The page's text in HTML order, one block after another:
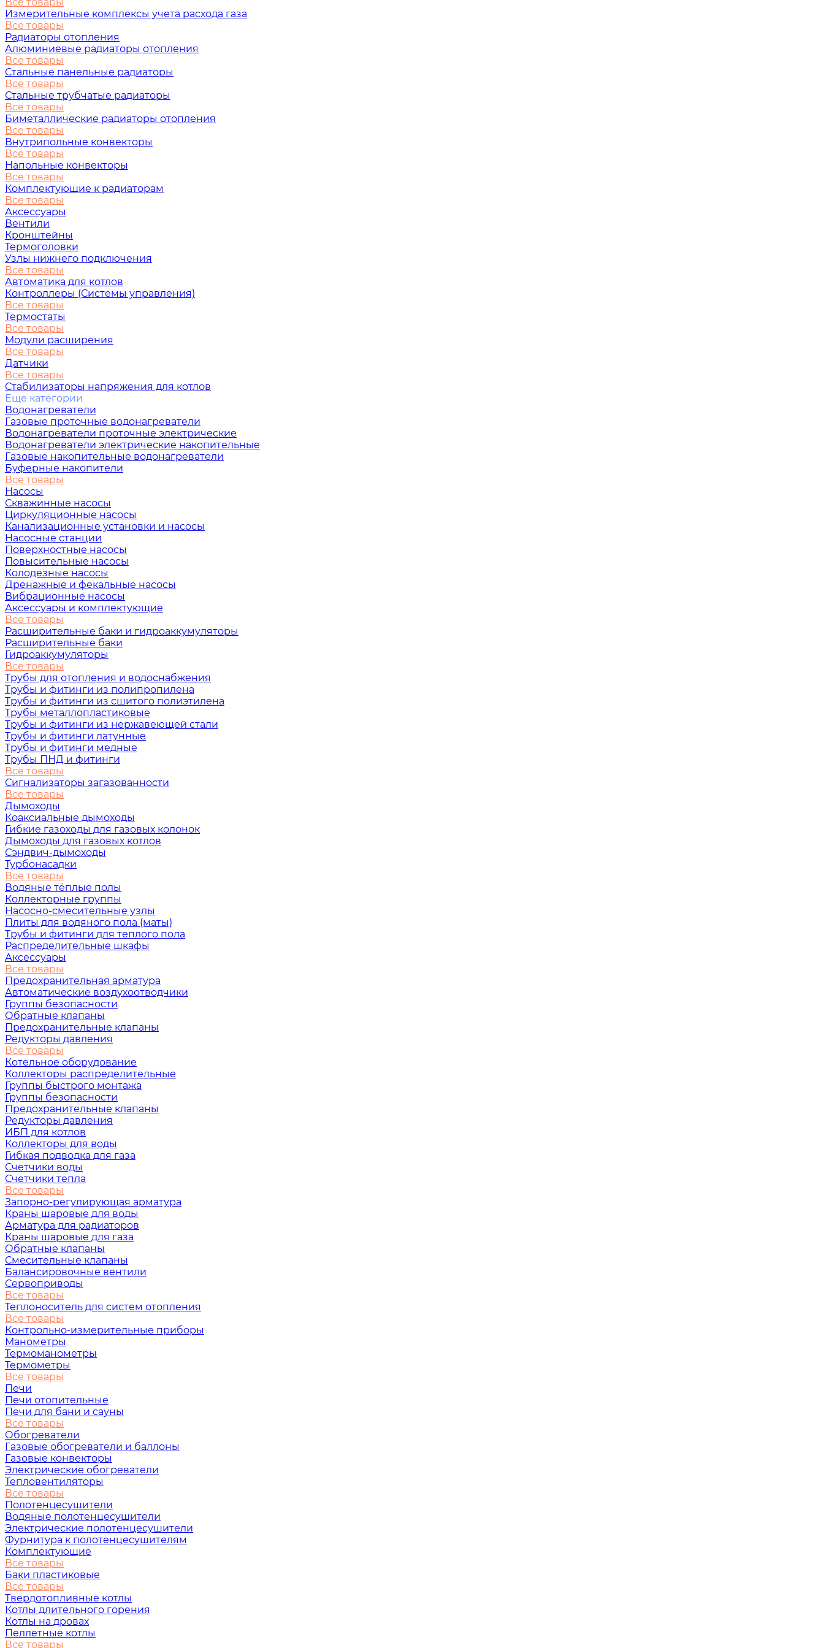
Измерительные комплексы учета расхода газа
Все товары
Радиаторы отопления
Алюминиевые радиаторы отопления
Все товары
Стальные панельные радиаторы
Все товары
Стальные трубчатые радиаторы
Все товары
Биметаллические радиаторы отопления
Все товары
Внутрипольные конвекторы
Все товары
Напольные конвекторы
Все товары
Комплектующие к радиаторам
Все товары
Аксессуары
Вентили
Кронштейны
Термоголовки
Узлы нижнего подключения
Все товары
Автоматика для котлов
Контроллеры (Системы управления)
Все товары
Термостаты
Все товары
Модули расширения
Все товары
Датчики
Все товары
Стабилизаторы напряжения для котлов
Еще категории
Водонагреватели
Газовые проточные водонагреватели
Водонагреватели проточные электрические
Водонагреватели электрические накопительные
Газовые накопительные водонагреватели
Буферные накопители
Все товары
Насосы
Скважинные насосы
Циркуляционные насосы
Канализационные установки и насосы
Насосные станции
Поверхностные насосы
Повысительные насосы
Колодезные насосы
Дренажные и фекальные насосы
Вибрационные насосы
Аксессуары и комплектующие
Все товары
Расширительные баки и гидроаккумуляторы
Расширительные баки
Гидроаккумуляторы
Все товары
Трубы для отопления и водоснабжения
Трубы и фитинги из полипропилена
Трубы и фитинги из сшитого полиэтилена
Трубы металлопластиковые
Трубы и фитинги из нержавеющей стали
Трубы и фитинги латунные
Трубы и фитинги медные
Трубы ПНД и фитинги
Все товары
Сигнализаторы загазованности
Все товары
Дымоходы
Коаксиальные дымоходы
Гибкие газоходы для газовых колонок
Дымоходы для газовых котлов
Сэндвич-дымоходы
Турбонасадки
Все товары
Водяные тёплые полы
Коллекторные группы
Насосно-смесительные узлы
Плиты для водяного пола (маты)
Трубы и фитинги для теплого пола
Распределительные шкафы
Аксессуары
Все товары
Предохранительная арматура
Автоматические воздухоотводчики
Группы безопасности
Обратные клапаны
Предохранительные клапаны
Редукторы давления
Все товары
Котельное оборудование
Коллекторы распределительные
Группы быстрого монтажа
Группы безопасности
Предохранительные клапаны
Редукторы давления
ИБП для котлов
Коллекторы для воды
Гибкая подводка для газа
Счетчики воды
Счетчики тепла
Все товары
Запорно-регулирующая арматура
Краны шаровые для воды
Арматура для радиаторов
Краны шаровые для газа
Обратные клапаны
Смесительные клапаны
Балансировочные вентили
Сервоприводы
Все товары
Теплоноситель для систем отопления
Все товары
Контрольно-измерительные приборы
Манометры
Термоманометры
Термометры
Все товары
Печи
Печи отопительные
Печи для бани и сауны
Все товары
Обогреватели
Газовые обогреватели и баллоны
Газовые конвекторы
Электрические обогреватели
Тепловентиляторы
Все товары
Полотенцесушители
Водяные полотенцесушители
Электрические полотенцесушители
Фурнитура к полотенцесушителям
Комплектующие
Все товары
Баки пластиковые
Все товары
Твердотопливные котлы
Котлы длительного горения
Котлы на дровах
Пеллетные котлы
Все товары